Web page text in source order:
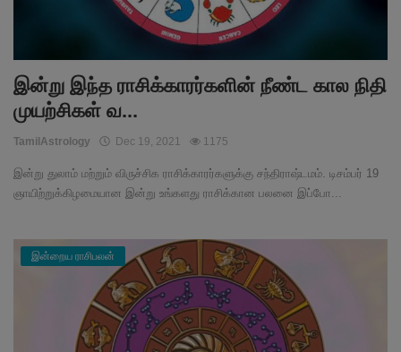
இன்று இந்த ராசிக்காரர்களின் நீண்ட கால நிதி
முயற்சிகள் வ...
TamilAstrology Dec 19, 2021 1175
இன்று துலாம் மற்றும் விருச்சிக ராசிக்காரர்களுக்கு சந்திராஷ்டமம். டிசம்பர் 19
ஞாயிற்றுக்கிழமையான இன்று உங்களது ராசிக்கான பலனை இப்போ...
இன்றைய ராசிபலன்